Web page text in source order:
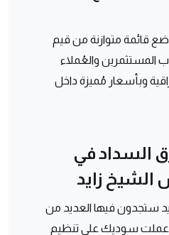
قائمة متوازنة من قيم
المستثمرين والعُملاء
وبأسعار مُميزة داخل
السداد في
الشيخ زايد
ستجدون فيها العديد من
عملت سوديك على تنظيم